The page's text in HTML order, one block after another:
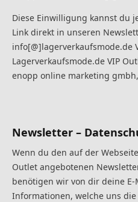
Diese Einwilligung kannst du
Link direkt in unseren
info[@]lagerverkaufsmode.de
Lagerverkaufsmode.de VIP
enopp online marketing
Newsletter –
Wenn du den auf der
Outlet angebotenen
benötigen wir von dir deine E-
Informationen, welche uns